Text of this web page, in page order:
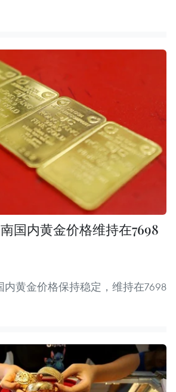
国内黄金价格维持在7698
内黄金价格保持稳定，维持在7698